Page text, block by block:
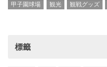
甲子園球場
観光 観戦グッズ
標籤